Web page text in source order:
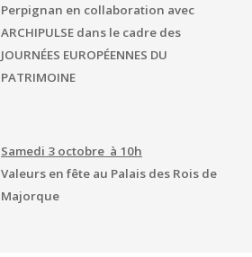
Perpignan en collaboration avec
ARCHIPULSE dans le cadre des
JOURNÉES EUROPÉENNES DU
PATRIMOINE
Samedi 3 octobre à 10h
Valeurs en fête au Palais des Rois de
Majorque